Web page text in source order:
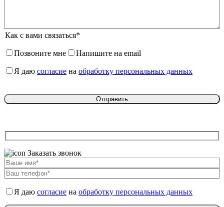
Как с вами связаться*
Позвоните мне Напишите на email
Я даю согласие на обработку персональных данных
Заказать звонок
Я даю согласие на обработку персональных данных